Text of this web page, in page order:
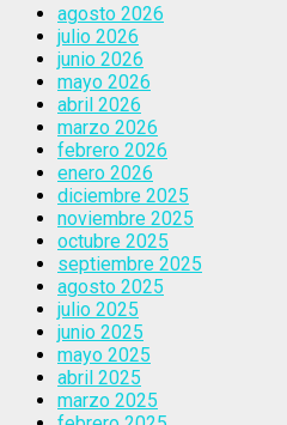
agosto 2026
julio 2026
junio 2026
mayo 2026
abril 2026
marzo 2026
febrero 2026
enero 2026
diciembre 2025
noviembre 2025
octubre 2025
septiembre 2025
agosto 2025
julio 2025
junio 2025
mayo 2025
abril 2025
marzo 2025